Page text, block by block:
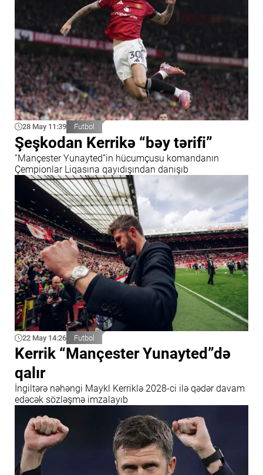
28 May 11:39 Futbol
Şeşkodan Kerrikə “bəy tərifi”
“Mançester Yunayted”in hücumçusu komandanın
Çempionlar Liqasına qayıdışından danışıb
22 May 14:26 Futbol
Kerrik “Mançester Yunayted”də
qalır
İngiltərə nəhəngi Maykl Kerriklə 2028-ci ilə qədər davam
edəcək sözləşmə imzalayıb